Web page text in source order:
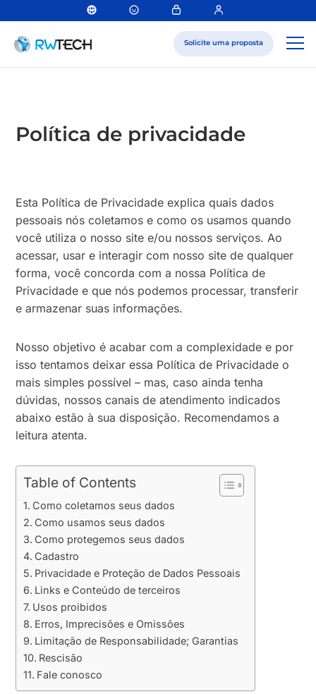
Solicite uma proposta
Política de privacidade
Esta Política de Privacidade explica quais dados
pessoais nós coletamos e como os usamos quando
você utiliza o nosso site e/ou nossos serviços. Ao
acessar, usar e interagir com nosso site de qualquer
forma, você concorda com a nossa Política de
Privacidade e que nós podemos processar, transferir
e armazenar suas informações.
Nosso objetivo é acabar com a complexidade e por
isso tentamos deixar essa Política de Privacidade o
mais simples possível – mas, caso ainda tenha
dúvidas, nossos canais de atendimento indicados
abaixo estão à sua disposição. Recomendamos a
leitura atenta.
Table of Contents
Como coletamos seus dados
Como usamos seus dados
Como protegemos seus dados
Cadastro
Privacidade e Proteção de Dados Pessoais
Links e Conteúdo de terceiros
Usos proibidos
Erros, Imprecisões e Omissões
Limitação de Responsabilidade; Garantias
Rescisão
Fale conosco